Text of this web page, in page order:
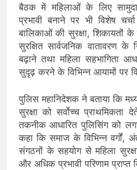
बैठक में महिलाओं के लिए
प्रभावी बनाने पर भी विशेष
बालिकाओं की सुरक्षा, शिकायतों
सुरक्षित सार्वजनिक वातावरण के
बढ़ाने तथा महिला सहभागिता
सुदृढ़ करने के विभिन्न आयामों पर
पुलिस महानिदेशक ने बताया कि
सुरक्षा को सर्वोच्च प्राथमिकता
तकनीक आधारित पुलिसिंग को
कहा कि समाज के विभिन्न वर्गों,
संगठनों के सहयोग से महिला
और अधिक प्रभावी परिणाम